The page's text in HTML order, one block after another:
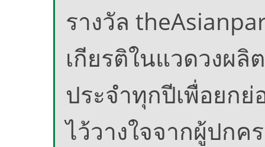
รางวัล
เกียรติในแวดวงผ
ประจำทุกปีเพื่อยก
ไว้วางใจจากผู้ปกค